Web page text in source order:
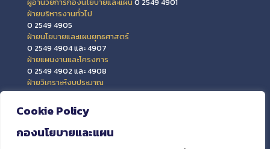
Cookie Policy
กองนโยบายและแผน
ฝ่ายบริหารงานทั่วไป
0 2549 4905
ฝ่ายนโยบายและแผนยุทธศาสตร์
0 2549 4904 และ 4907
ฝ่ายแผนงานและโครงการ
0 2549 4902 และ 4908
ฝ่ายวิเคราะห์งบประมาณ
0 2549 4903 และ 4909
ฝ่ายข้อมูลสารสนเทศและติดตามประเมินผล
0 2549 4906